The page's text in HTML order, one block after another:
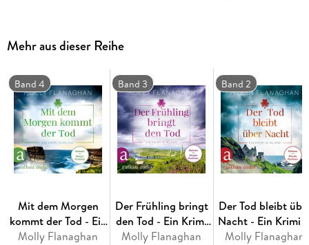
Fiona O'Connors fünfter Fall: Unerschrocken ermittelt sie in
der rauen Landschaft Irlands.
Mehr aus dieser Reihe
Band 4
Mit dem Morgen
kommt der Tod - Ein
Krimi in Irland
Molly Flanaghan
Band 3
Der Frühling bringt
den Tod - Ein Krimi
in Irland
Molly Flanaghan
Band 2
Der Tod bleibt
Nacht - Ein Krimi
Irland
Molly Flanaghan